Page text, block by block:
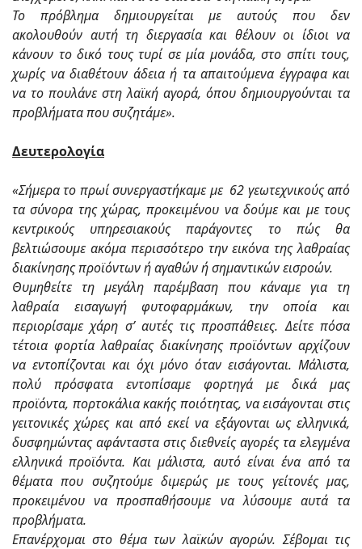
Το πρόβλημα δημιουργείται με αυτούς που δεν
ακολουθούν αυτή τη διεργασία και θέλουν οι ίδιοι να
κάνουν το δικό τους τυρί σε μία μονάδα, στο σπίτι τους,
χωρίς να διαθέτουν άδεια ή τα απαιτούμενα έγγραφα και
να το πουλάνε στη λαϊκή αγορά, όπου δημιουργούνται τα
προβλήματα που συζητάμε».
Δευτερολογία
«Σήμερα το πρωί συνεργαστήκαμε με 62 γεωτεχνικούς από
τα σύνορα της χώρας, προκειμένου να δούμε και με τους
κεντρικούς υπηρεσιακούς παράγοντες το πώς θα
βελτιώσουμε ακόμα περισσότερο την εικόνα της λαθραίας
διακίνησης προϊόντων ή αγαθών ή σημαντικών εισροών.
Θυμηθείτε τη μεγάλη παρέμβαση που κάναμε για τη
λαθραία εισαγωγή φυτοφαρμάκων, την οποία και
περιορίσαμε χάρη σ’ αυτές τις προσπάθειες. Δείτε πόσα
τέτοια φορτία λαθραίας διακίνησης προϊόντων αρχίζουν
να εντοπίζονται και όχι μόνο όταν εισάγονται. Μάλιστα,
πολύ πρόσφατα εντοπίσαμε φορτηγά με δικά μας
προϊόντα, πορτοκάλια κακής ποιότητας, να εισάγονται στις
γειτονικές χώρες και από εκεί να εξάγονται ως ελληνικά,
δυσφημώντας αφάνταστα στις διεθνείς αγορές τα ελεγμένα
ελληνικά προϊόντα. Και μάλιστα, αυτό είναι ένα από τα
θέματα που συζητούμε διμερώς με τους γείτονές μας,
προκειμένου να προσπαθήσουμε να λύσουμε αυτά τα
προβλήματα.
Επανέρχομαι στο θέμα των λαϊκών αγορών. Σέβομαι τις